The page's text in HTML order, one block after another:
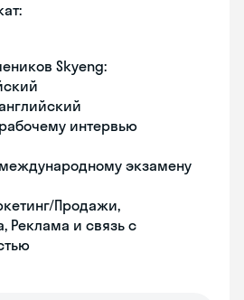
Skyeng:
интервью
экзамену
Продажи,
Реклама и связь с